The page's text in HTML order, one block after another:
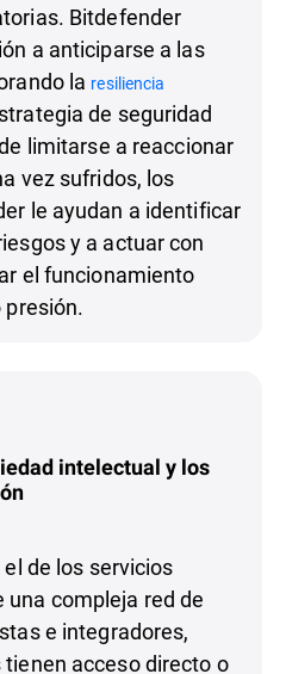
Bitdefender
a anticiparse a las
la resiliencia
de seguridad
limitarse a reaccionar
vez sufridos, los
le ayudan a identificar
y a actuar con
el funcionamiento
intelectual y los
de los servicios
una compleja red de
e integradores,
acceso directo o